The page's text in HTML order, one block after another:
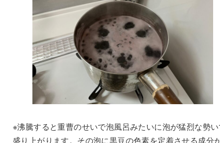
※沸騰すると重曹のせいで泡風呂みたいに泡が猛烈な勢
盛り上がります。その泡に黒豆の色素を定着させる成分